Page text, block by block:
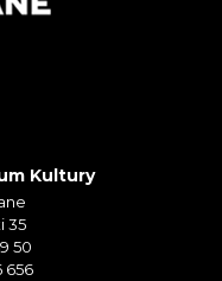
Kultury
35
50
656